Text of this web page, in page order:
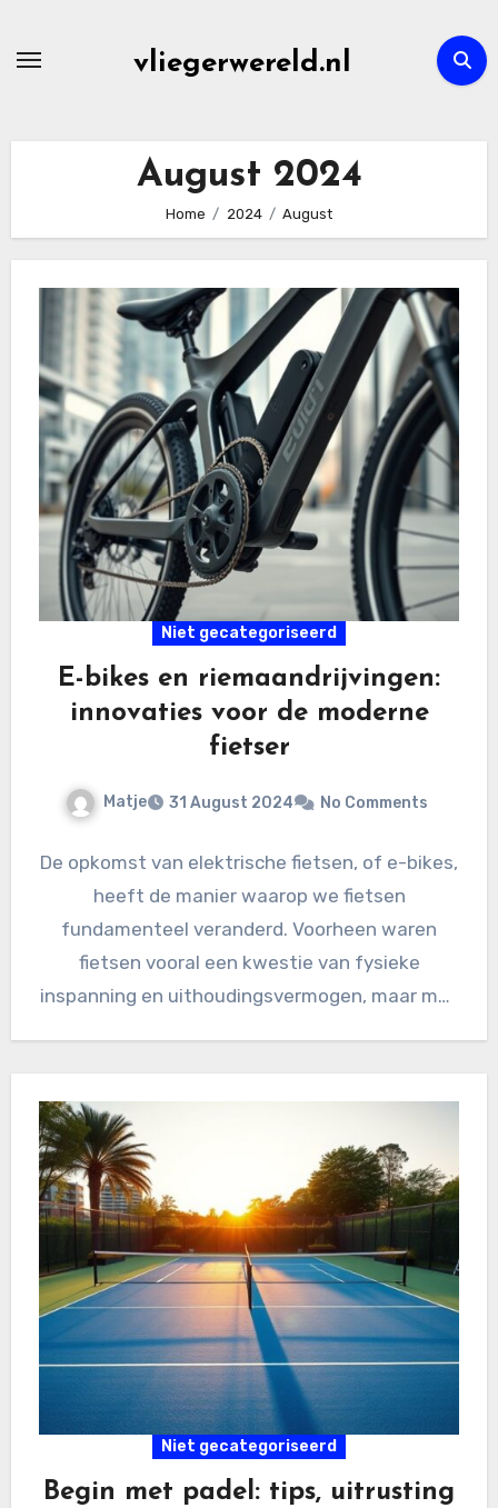
vliegerwereld.nl
August 2024
Home 2024 August
Niet gecategoriseerd
E-bikes en riemaandrijvingen:
innovaties voor de moderne
fietser
Matje 31 August 2024 No Comments
De opkomst van elektrische fietsen, of e-bikes,
heeft de manier waarop we fietsen
fundamenteel veranderd. Voorheen waren
fietsen vooral een kwestie van fysieke
inspanning en uithoudingsvermogen, maar met
Niet gecategoriseerd
Begin met padel: tips, uitrusting